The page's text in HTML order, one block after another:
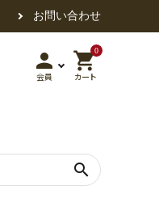
お問い合わせ
person
会員
0
shopping_cart
カート
search